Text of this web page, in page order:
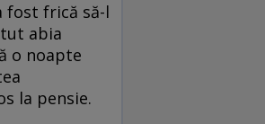
fost frică să-l
abia
o noapte
la pensie.